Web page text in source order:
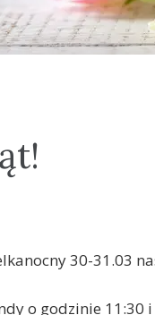
30-31.03
o godzinie 11:30